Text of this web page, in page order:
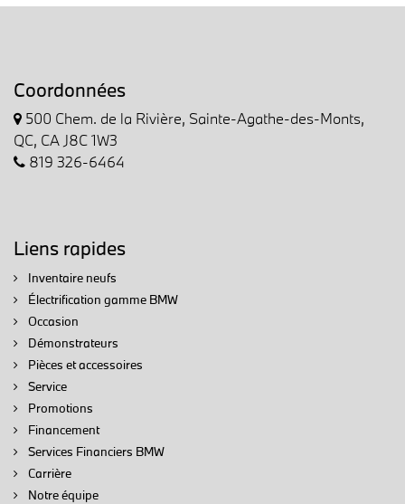
Coordonnées
500 Chem. de la Rivière, Sainte-Agathe-des-Monts,
QC, CA J8C 1W3
819 326-6464
Liens rapides
Inventaire neufs
Électrification gamme BMW
Occasion
Démonstrateurs
Pièces et accessoires
Service
Promotions
Financement
Services Financiers BMW
Carrière
Notre équipe